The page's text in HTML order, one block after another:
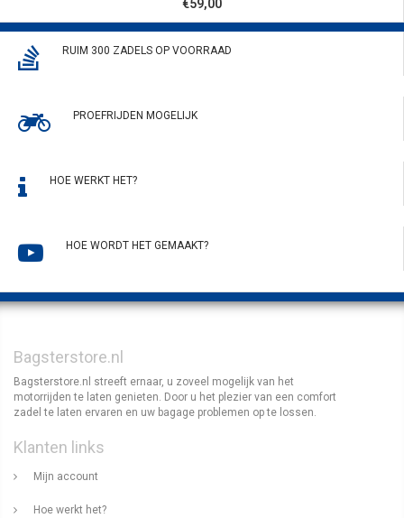
€59,00
RUIM 300 ZADELS OP VOORRAAD
PROEFRIJDEN MOGELIJK
HOE WERKT HET?
HOE WORDT HET GEMAAKT?
Bagsterstore.nl
Bagsterstore.nl streeft ernaar, u zoveel mogelijk van het
motorrijden te laten genieten. Door u het plezier van een comfort
zadel te laten ervaren en uw bagage problemen op te lossen.
Klanten links
Mijn account
Hoe werkt het?